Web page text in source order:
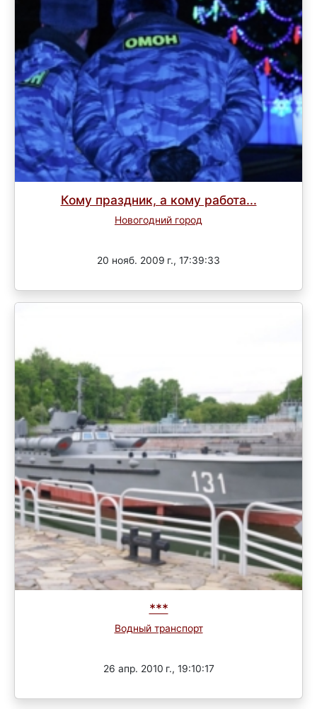
Кому праздник, а кому работа...
Новогодний город
20 нояб. 2009 г., 17:39:33
***
Водный транспорт
26 апр. 2010 г., 19:10:17